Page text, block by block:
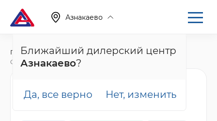
Азнакаево
Ближайший дилерский центр
Азнакаево?
Да, все верно Нет, изменить
Главная Каталог
Новые автомобили
CS35 Plus, I Рестайлинг
Changan CS35 Plus
Техно, белый